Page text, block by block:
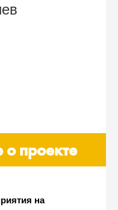
ВС"
проекте
на